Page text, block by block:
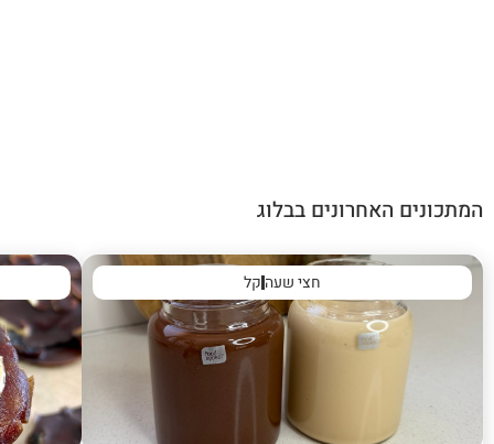
המתכונים האחרונים בבלוג
חצי שעהקל